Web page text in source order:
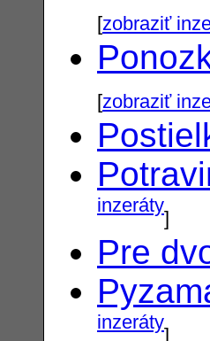
[zobraziť
[zobraziť
inzeráty]
Pre
inzeráty]